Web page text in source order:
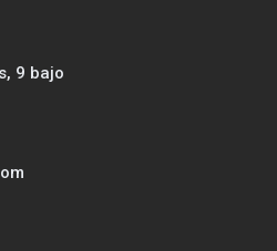
9 bajo